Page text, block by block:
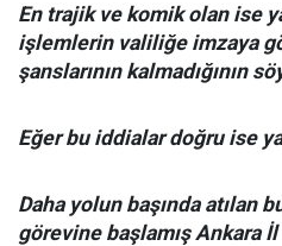
En trajik ve komik olan ise
işlemlerin valiliğe imzaya
şanslarının kalmadığının
Eğer bu iddialar doğru ise
Daha yolun başında atılan
görevine başlamış Ankara